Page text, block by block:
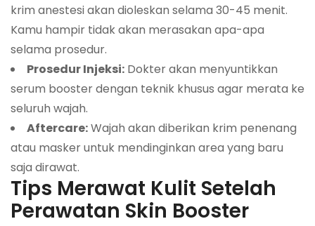
krim anestesi akan dioleskan selama 30-45 menit.
Kamu hampir tidak akan merasakan apa-apa
selama prosedur.
Prosedur Injeksi: Dokter akan menyuntikkan
serum booster dengan teknik khusus agar merata ke
seluruh wajah.
Aftercare:Wajah akan diberikan krim penenang
atau masker untuk mendinginkan area yang baru
saja dirawat.
Tips Merawat Kulit Setelah
Perawatan Skin Booster